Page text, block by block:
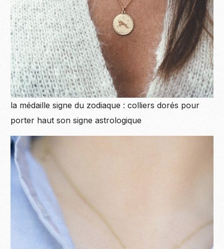
la médaille signe du zodiaque : colliers dorés pour
porter haut son signe astrologique